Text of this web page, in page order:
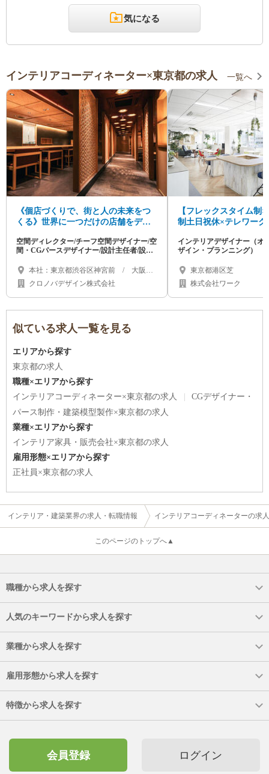
気になる
インテリアコーディネーター×東京都の求人 一覧へ
《個店づくりで、街と人の未来をつ
くる》世界に一つだけの店舗をデザ
空間ディレクター/チーフ空間デザイナー/空
間・CGパースデザイナー/設計主任者/設計
本社：東京都渋谷区神宮前 / 大阪オ
フィス：大阪府大阪市西区南堀江
クロノバデザイン株式会社
【フレックスタイム制
制土日祝休×テレワー
応◎
インテリアデザイナー（オ
ザイン・プランニング）
東京都港区芝
株式会社ワーク
似ている求人一覧を見る
エリアから探す
東京都の求人
職種×エリアから探す
インテリアコーディネーター×東京都の求人
CGデザイナー・
パース制作・建築模型製作×東京都の求人
業種×エリアから探す
インテリア家具・販売会社×東京都の求人
雇用形態×エリアから探す
正社員×東京都の求人
インテリア・建築業界の求人・転職情報 インテリアコーディネーターの求
このページのトップへ▲
職種から求人を探す
人気のキーワードから求人を探す
業種から求人を探す
雇用形態から求人を探す
特徴から求人を探す
会員登録 ログイン